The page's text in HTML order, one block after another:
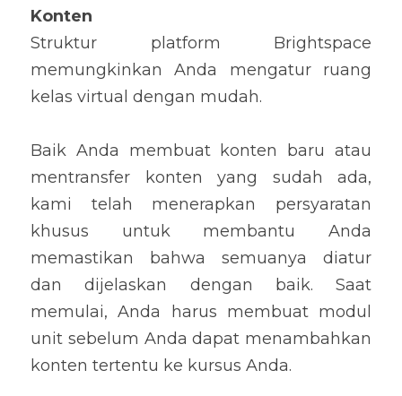
Konten
Struktur platform Brightspace
memungkinkan Anda mengatur ruang
kelas virtual dengan mudah.
Baik Anda membuat konten baru atau
mentransfer konten yang sudah ada,
kami telah menerapkan persyaratan
khusus untuk membantu Anda
memastikan bahwa semuanya diatur
dan dijelaskan dengan baik. Saat
memulai, Anda harus membuat modul
unit sebelum Anda dapat menambahkan
konten tertentu ke kursus Anda.